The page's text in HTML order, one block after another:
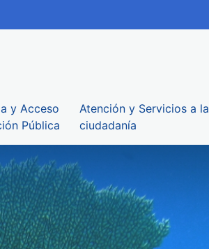
y Acceso
Pública
Atención y Servicios a la
ciudadanía